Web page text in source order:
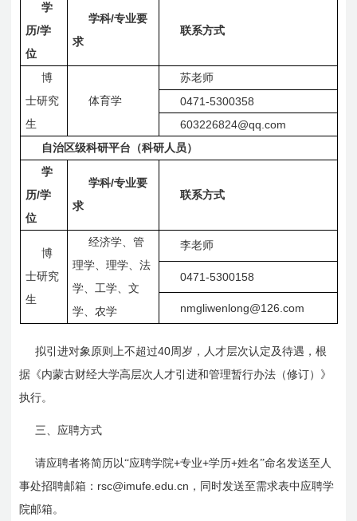
学
历/学
位
学科/专业要
求
联系方式
博
士研究
生
体育学
苏老师
0471-5300358
603226824@qq.com
自治区级科研平台（科研人员）
学
历/学
位
学科/专业要
求
联系方式
博
士研究
生
经济学、管
理学、理学、法
学、工学、文
学、农学
李老师
0471-5300158
nmgliwenlong@126.com
拟引进对象原则上不超过40周岁，人才层次认定及待遇，根
据《内蒙古财经大学高层次人才引进和管理暂行办法（修订）》
执行。
三、应聘方式
请应聘者将简历以“应聘学院+专业+学历+姓名”命名发送至人
事处招聘邮箱： rsc@imufe.edu.cn ，同时发送至需求表中应聘学
院邮箱。